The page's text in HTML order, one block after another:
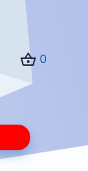
0